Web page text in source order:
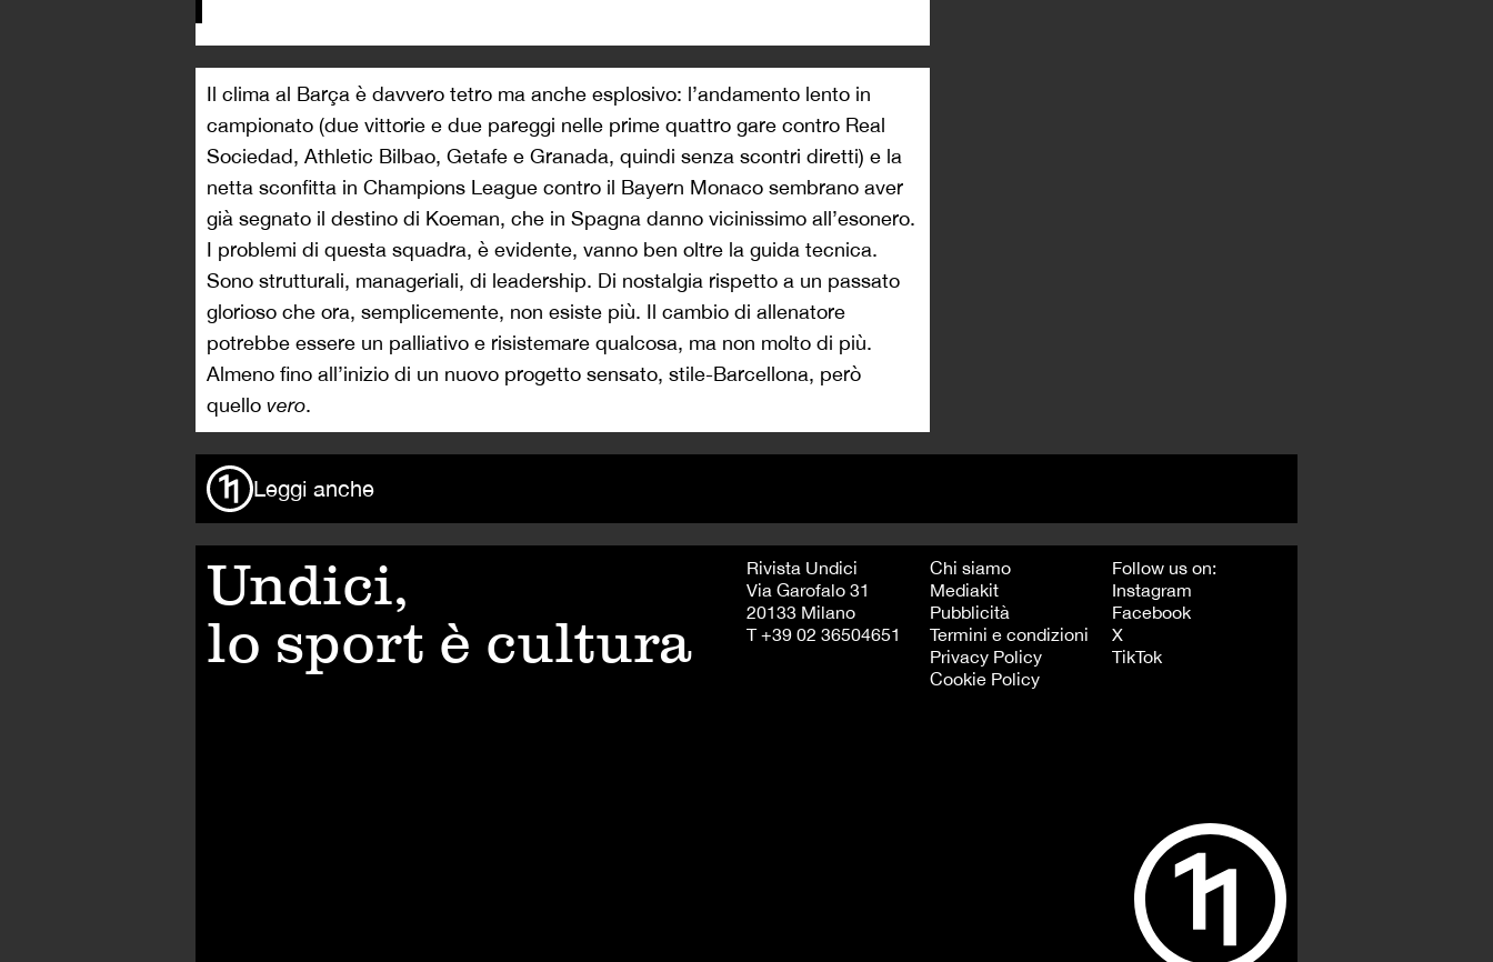
Il clima al Barça è davvero tetro ma anche esplosivo: l’andamento lento in
campionato (due vittorie e due pareggi nelle prime quattro gare contro Real
Sociedad, Athletic Bilbao, Getafe e Granada, quindi senza scontri diretti) e la
netta sconfitta in Champions League contro il Bayern Monaco sembrano aver
già segnato il destino di Koeman, che in Spagna danno vicinissimo all’esonero.
I problemi di questa squadra, è evidente, vanno ben oltre la guida tecnica.
Sono strutturali, manageriali, di leadership. Di nostalgia rispetto a un passato
glorioso che ora, semplicemente, non esiste più. Il cambio di allenatore
potrebbe essere un palliativo e risistemare qualcosa, ma non molto di più.
Almeno fino all’inizio di un nuovo progetto sensato, stile-Barcellona, però
quello vero.
Leggi anche
Undici,
lo sport è cultura
Rivista Undici
Via Garofalo 31
20133 Milano
T +39 02 36504651
Chi siamo
Mediakit
Pubblicità
Termini e condizioni
Privacy Policy
Cookie Policy
Follow us on:
Instagram
Facebook
X
TikTok